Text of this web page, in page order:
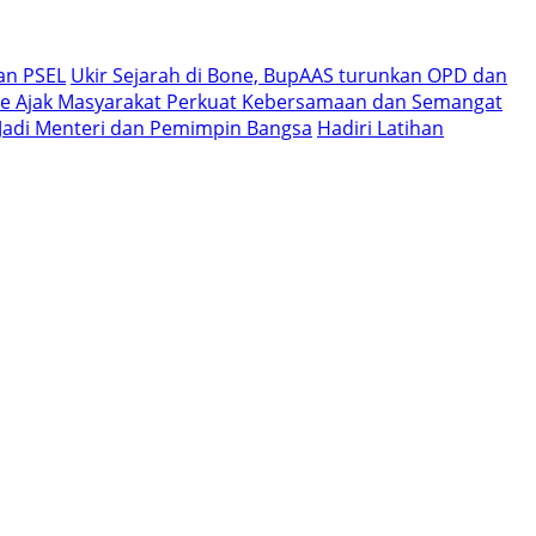
PSEL Ukir Sejarah di Bone, BupAAS turunkan OPD dan
Ajak Masyarakat Perkuat Kebersamaan dan Semangat
Menteri dan Pemimpin Bangsa Hadiri Latihan